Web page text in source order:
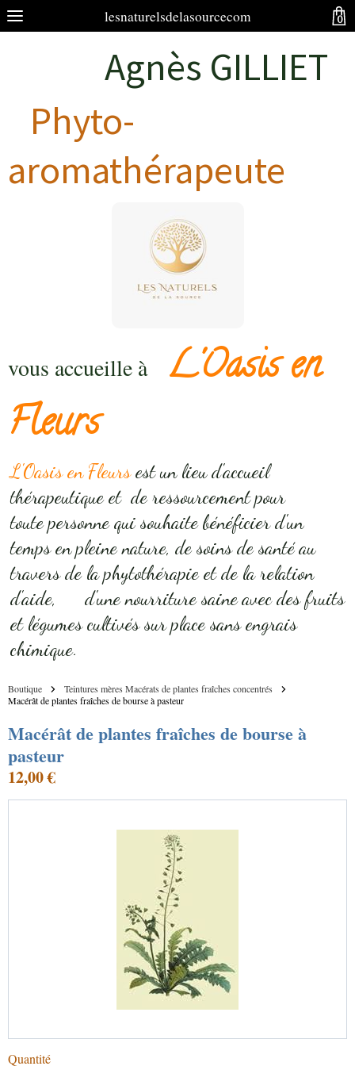
lesnaturelsdelasourcecom
Agnès GILLIET
Phyto-
aromathérapeute
vous accueille à
L'Oasis en
Fleurs
L'Oasis en Fleursest un lieu d'accueil
thérapeutique et de ressourcement pour
toute personne qui souhaite bénéficier d'un
temps en pleine nature, de soins de santé au
travers de la phytothérapie et de la relation
d'aide, d'une nourriture saine avec des fruits
et légumes cultivés sur place sans engrais
chimique.
Boutique
Teintures mères Macérats de plantes fraîches concentrés
Macérât de plantes fraîches de bourse à pasteur
Macérât de plantes fraîches de bourse à
pasteur
12,00 €
Quantité
0